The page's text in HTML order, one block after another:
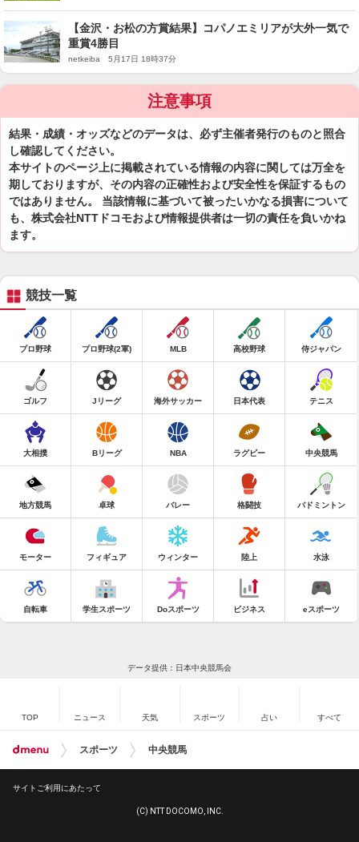
【金沢・お松の方賞結果】コパノエミリアが大外一気で
重賞4勝目
netkeiba 5月17日 18時37分
注意事項
結果・成績・オッズなどのデータは、必ず主催者発行のものと照合
し確認してください。
本サイトのページ上に掲載されている情報の内容に関しては万全を
期しておりますが、その内容の正確性および安全性を保証するもの
ではありません。 当該情報に基づいて被ったいかなる損害について
も、株式会社NTTドコモおよび情報提供者は一切の責任を負いかね
ます。
競技一覧
プロ野球 プロ野球(2軍) MLB 高校野球 侍ジャパン
ゴルフ Jリーグ 海外サッカー 日本代表 テニス
大相撲 Bリーグ NBA ラグビー 中央競馬
地方競馬 卓球 バレー 格闘技 バドミントン
モーター フィギュア ウィンター 陸上 水泳
自転車 学生スポーツ Doスポーツ ビジネス eスポーツ
データ提供：日本中央競馬会
TOP ニュース 天気 スポーツ 占い すべて
スポーツ 中央競馬
サイトご利用にあたって
(C) NTT DOCOMO, INC.